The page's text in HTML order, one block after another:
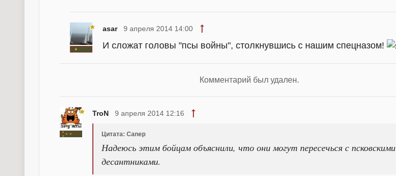
asar 9 апреля 2014 14:00
И сложат головы "псы войны", столкнувшись с нашим спецназом!
Комментарий был удален.
TroN 9 апреля 2014 12:16
Цитата: Canep
Надеюсь этим бойцам объяснили, что они могут пересечься с псковскими
десантниками.